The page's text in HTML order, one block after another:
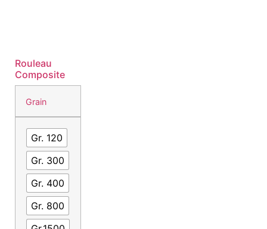
Rouleau
Composite
Grain
Gr. 120
Gr. 300
Gr. 400
Gr. 800